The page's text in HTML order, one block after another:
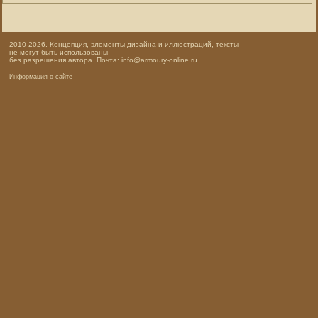
2010-2026. Концепция, элементы дизайна и иллюстраций, тексты
не могут быть использованы
без разрешения автора. Почта: info@armoury-online.ru
Информация о сайте